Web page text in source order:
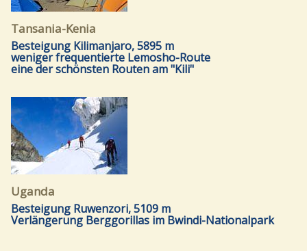
Tansania-Kenia
Besteigung Kilimanjaro, 5895 m
weniger frequentierte Lemosho-Route
eine der schönsten Routen am "Kili"
Uganda
Besteigung Ruwenzori, 5109 m
Verlängerung Berggorillas im Bwindi-Nationalpark